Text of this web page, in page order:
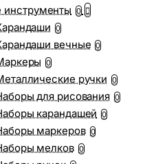
0
0
вечные 0
0
ручки 0
для рисования 0
карандашей 0
маркеров 0
мелков 0